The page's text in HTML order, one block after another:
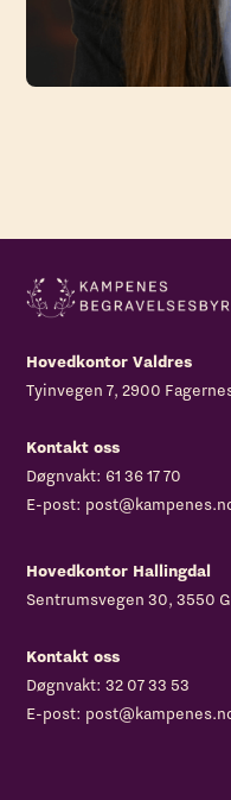
Hovedkontor Valdres
Tyinvegen 7, 2900
Kontakt oss
Døgnvakt: 61 36 17 70
E-post:
Hovedkontor Hallingdal
Sentrumsvegen 30, 3550
Kontakt oss
Døgnvakt:32 07 33 53
E-post: